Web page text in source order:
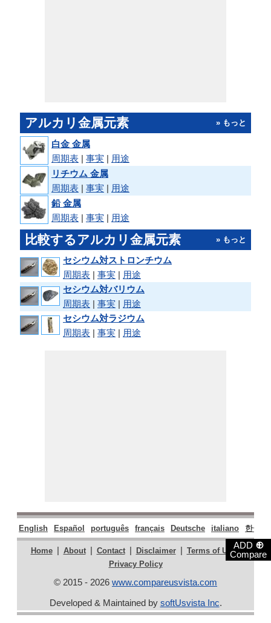
ADD ⊕
Compare
アルカリ金属元素 » もっと
白金 金属
周期表 | 事実 | 用途
リチウム 金属
周期表 | 事実 | 用途
鉛 金属
周期表 | 事実 | 用途
比較するアルカリ金属元素 » もっと
セシウム対ストロンチウム
周期表 | 事実 | 用途
セシウム対バリウム
周期表 | 事実 | 用途
セシウム対ラジウム
周期表 | 事実 | 用途
English Español português français Deutsche italiano 한국어
Home | About | Contact | Disclaimer | Terms of Use |
Privacy Policy
© 2015 - 2026 www.compareusvista.com
Developed & Maintained by softUsvista Inc.